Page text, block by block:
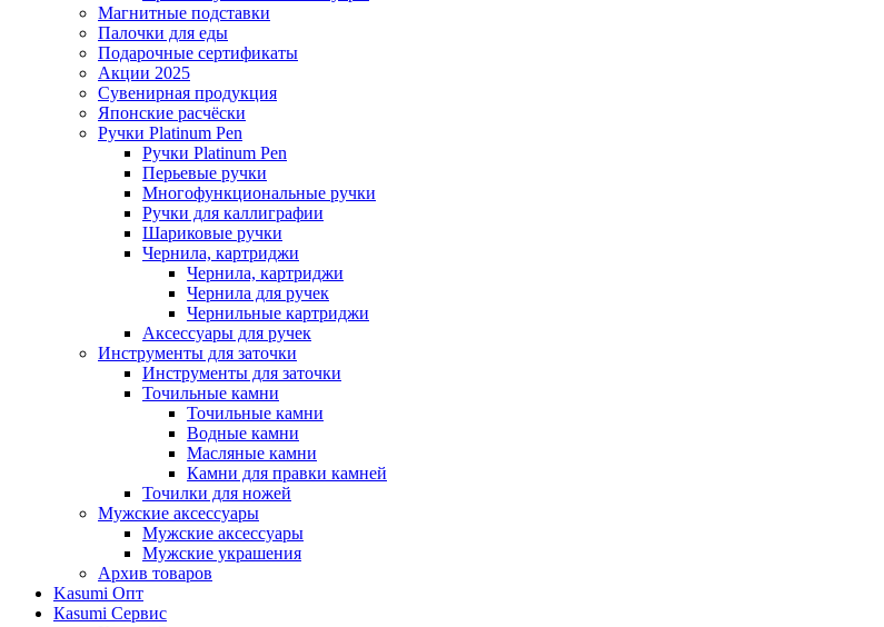
Магнитные подставки
Палочки для еды
Подарочные сертификаты
Акции 2025
Сувенирная продукция
Японские расчёски
Ручки Platinum Pen
Ручки Platinum Pen
Перьевые ручки
Многофункциональные ручки
Ручки для каллиграфии
Шариковые ручки
Чернила, картриджи
Чернила, картриджи
Чернила для ручек
Чернильные картриджи
Аксессуары для ручек
Инструменты для заточки
Инструменты для заточки
Точильные камни
Точильные камни
Водные камни
Масляные камни
Камни для правки камней
Точилки для ножей
Мужские аксессуары
Мужские аксессуары
Мужские украшения
Архив товаров
Kasumi Опт
Кasumi Сервис